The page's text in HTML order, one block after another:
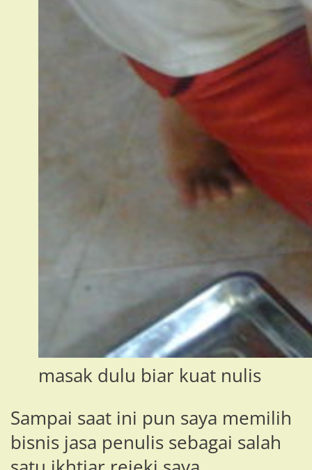
masak dulu biar kuat nulis
Sampai saat ini pun saya memilih
bisnis jasa penulis sebagai salah